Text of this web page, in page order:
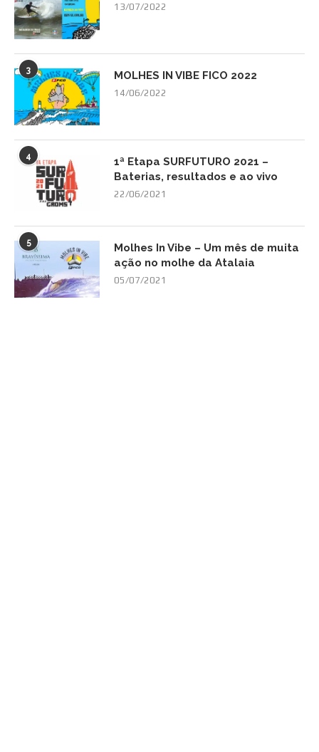
13/07/2022
3 MOLHES IN VIBE FICO 2022
14/06/2022
4
1ª Etapa SURFUTURO 2021 –
Baterias, resultados e ao vivo
22/06/2021
5
Molhes In Vibe – Um mês de muita
ação no molhe da Atalaia
05/07/2021